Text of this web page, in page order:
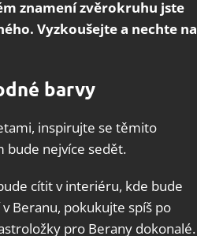
znamení zvěrokruhu jste
Vyzkoušejte a nechte na
barvy
inspirujte se těmito
bude nejvíce sedět.
cítit v interiéru, kde bude
Beranu, pokukujte spíš po
pro Berany dokonalé.